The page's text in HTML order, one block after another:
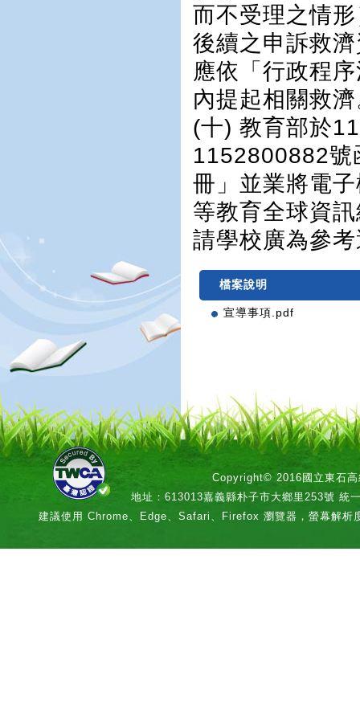
而不受理之情
後續之申訴救
應依「行政程
內提起相關救
(十) 教育部於
1152800882號
冊」並業將電
等教育全球資
請學校廣為參
檔案說明
宣導事項.pdf
Copyright© 2016國立東石高
地址：613013嘉義縣朴子市大鄉里253號 統
建議使用 Chrome、Edge、Safari、Firefox 瀏覽器，螢幕解